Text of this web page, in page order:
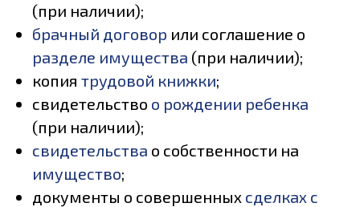
(при наличии);
брачный договор или соглашение о
разделе имущества (при наличии);
копия трудовой книжки;
свидетельство о рождении ребенка
(при наличии);
свидетельства о собственности на
имущество;
документы о совершенных сделках с